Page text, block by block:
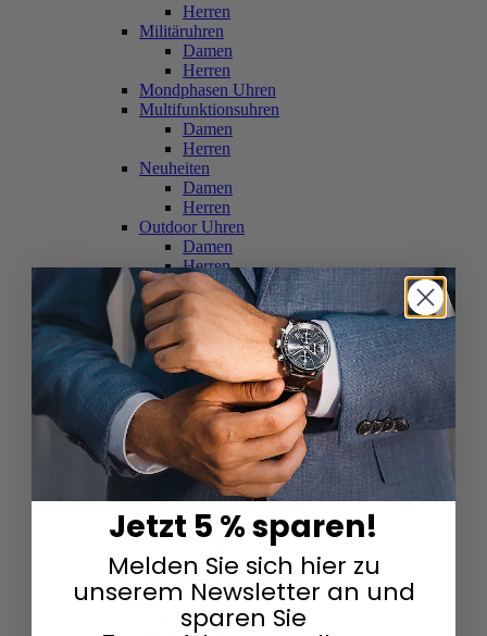
Herren
Militäruhren
Damen
Herren
Mondphasen Uhren
Multifunktionsuhren
Damen
Herren
Neuheiten
Damen
Herren
Outdoor Uhren
Damen
Herren
Schweizer Uhren
Damen
Herren
Skelettuhren
Damen
Herren
Smartwatches
Damen
Herren
Solaruhren
Herren
Damen
Sportuhren
Damen
Herren
Swarovski & Edelsteine
Damen
Herren
Jetzt 5 % sparen!
Melden Sie sich hier zu
unserem Newsletter an und
sparen Sie